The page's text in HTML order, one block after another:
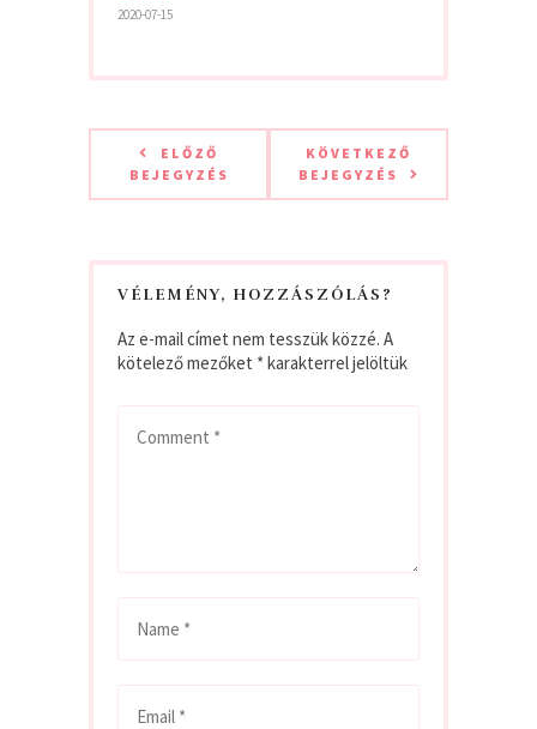
2020-07-15
ELŐZŐ
BEJEGYZÉS
KÖVETKEZŐ
BEJEGYZÉS
VÉLEMÉNY, HOZZÁSZÓLÁS?
Az e-mail címet nem tesszük közzé. A
kötelező mezőket *karakterrel jelöltük